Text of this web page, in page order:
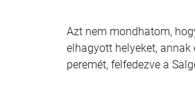
Azt nem mondhatom,
elhagyott helyeket,
peremét, felfedezve a